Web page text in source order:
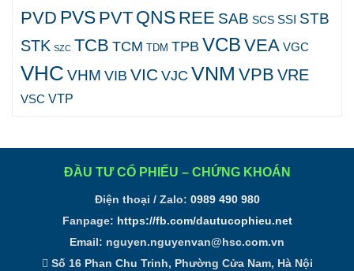
PVD PVS PVT QNS REE SAB SCS SSI STB
STK SZC TCB TCM TDM TPB VCB VEA VGC
VHC VHM VIB VICVJC VNM VPB VRE
VSC VTP
ĐẦU TƯ CỔ PHIẾU – CHỨNG KHOÁN
Điện thoại / Zalo: 0989 490 980
Fanpage: https://fb.com/dautucophieu.net
Email: nguyen.nguyenvan@hsc.com.vn
Số 16 Phan Chu Trinh, Phường Cửa Nam, Hà Nội